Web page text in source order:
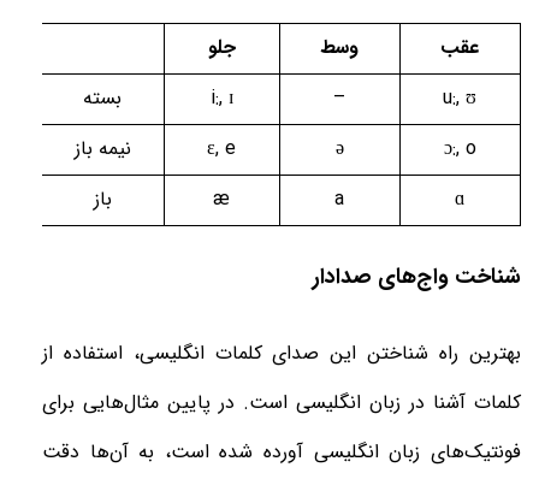
عقب وسط
جلو
u:, ʊ
–
i:, ɪ
بسته
ɔ:, o
ə
ɛ, e
نیمه باز
ɑ
a
æ باز
شناخت واج‌های صدادار
بهترین راه شناختن این صدای کلمات انگلیسی، استفاده از
کلمات آشنا در زبان انگلیسی است. در پایین مثال‌هایی برای
فونتیک‌های زبان انگلیسی آورده شده است، به آن‌ها دقت